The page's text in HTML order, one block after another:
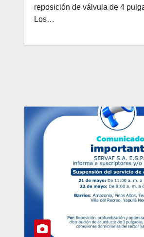
reposición de válvula de 4
Los…